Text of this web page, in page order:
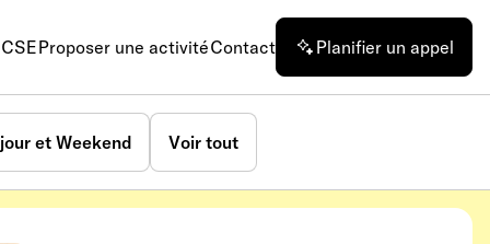
Proposer une activitéContact Planifier un appel
et Weekend Voir tout